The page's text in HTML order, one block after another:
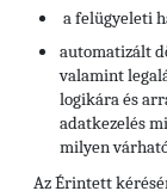
a felügyeleti
automatizált
valamint
logikára és
adatkezelés
milyen
Az Érintett